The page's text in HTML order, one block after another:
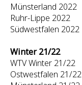
Münsterland 2022
Ruhr-Lippe 2022
Südwestfalen 2022
Winter 21/22
WTV Winter 21/22
Ostwestfalen 21/22